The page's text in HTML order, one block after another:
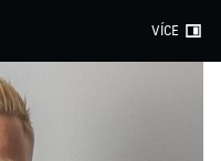
VÍCE